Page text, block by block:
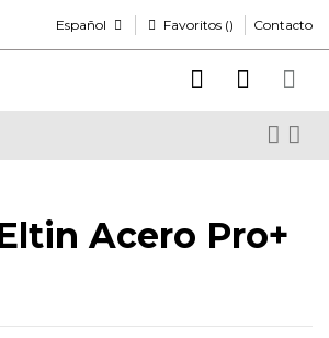
Español Favoritos () Contacto
Acero Pro+